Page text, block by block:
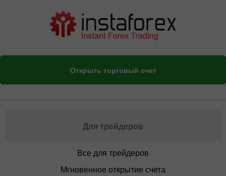
Открыть торговый счет
Для трейдеров
Все для трейдеров
Мгновенное открытие счета